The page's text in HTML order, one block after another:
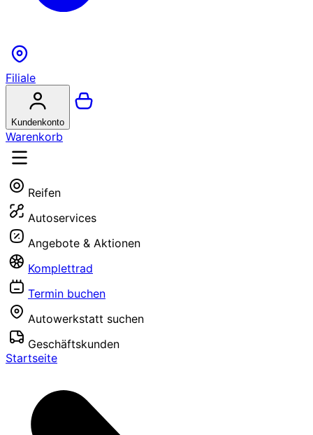
Filiale
Kundenkonto
Warenkorb
Reifen
Autoservices
Angebote & Aktionen
Komplettrad
Termin buchen
Autowerkstatt suchen
Geschäftskunden
Startseite